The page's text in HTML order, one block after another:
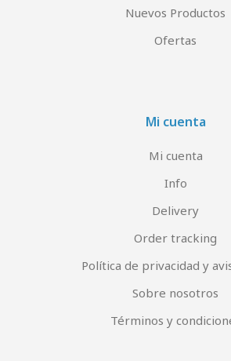
Nuevos Productos
Ofertas
Mi cuenta
Mi cuenta
Info
Delivery
Order tracking
Política de privacidad y
Sobre nosotros
Términos y